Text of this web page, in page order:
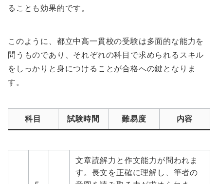
ることも効果的です。
このように、都立中高一貫校の受験は多面的な能力を
問うものであり、それぞれの科目で求められるスキル
をしっかりと身につけることが合格への鍵となりま
す。
科目 試験時間 難易度 内容
文章読解力と作文能力が問われま
す。長文を正確に理解し、筆者の